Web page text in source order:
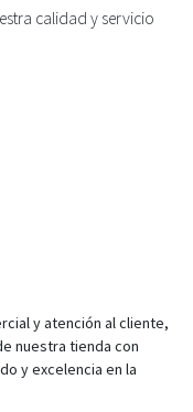
calidad y servicio
y atención al cliente,
nuestra tienda con
y excelencia en la